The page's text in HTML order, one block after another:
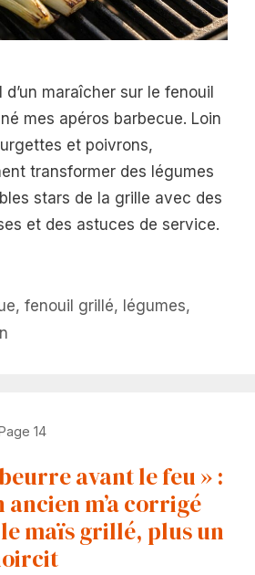
maraîcher sur le fenouil
mes apéros barbecue. Loin
et poivrons,
transformer des légumes
stars de la grille avec des
et des astuces de service.
,fenouil grillé, légumes,
14
avant le feu » :
ancien m’a corrigé
maïs grillé, plus un